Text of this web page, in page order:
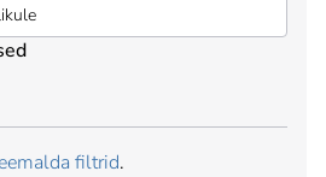
filtrid.